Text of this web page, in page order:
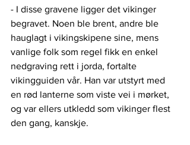
- I disse gravene ligger det vikinger
begravet. Noen ble brent, andre ble
hauglagt i vikingskipene sine, mens
vanlige folk som regel fikk en enkel
nedgraving rett i jorda, fortalte
vikingguiden vår. Han var utstyrt med
en rød lanterne som viste vei i mørket,
og var ellers utkledd som vikinger flest
den gang, kanskje.